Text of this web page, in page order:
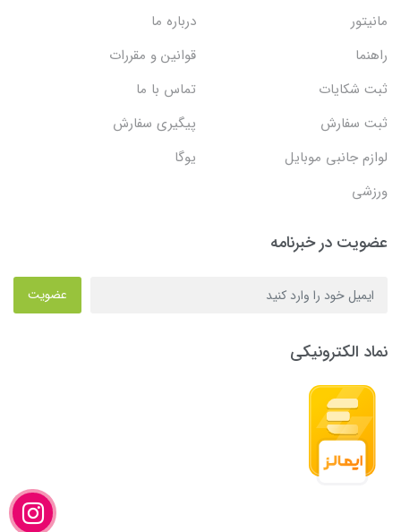
مانیتور
درباره ما
راهنما
قوانین و مقررات
ثبت شکایات
تماس با ما
ثبت سفارش
پیگیری سفارش
لوازم جانبی موبایل
یوگا
ورزشی
عضویت در خبرنامه
عضویت
نماد الکترونیکی